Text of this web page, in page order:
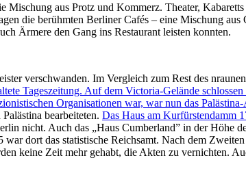
aus Protz und Kommerz. Theater,
die berühmten Berliner Cafés – eine Mischung aus
Ärmere den Gang ins Restaurant leisten konnten.
verschwanden. Im Vergleich zum Rest des
Tageszeitung. Auf dem Victoria-Gelände
Organisationen war, war nun das
bearbeiteten. Das Haus am Kurfürstendamm
nicht. Auch das „Haus Cumberland” in der Höhe
dort das statistische Reichsamt. Nach dem
keine Zeit mehr gehabt, die Akten zu vernichten.